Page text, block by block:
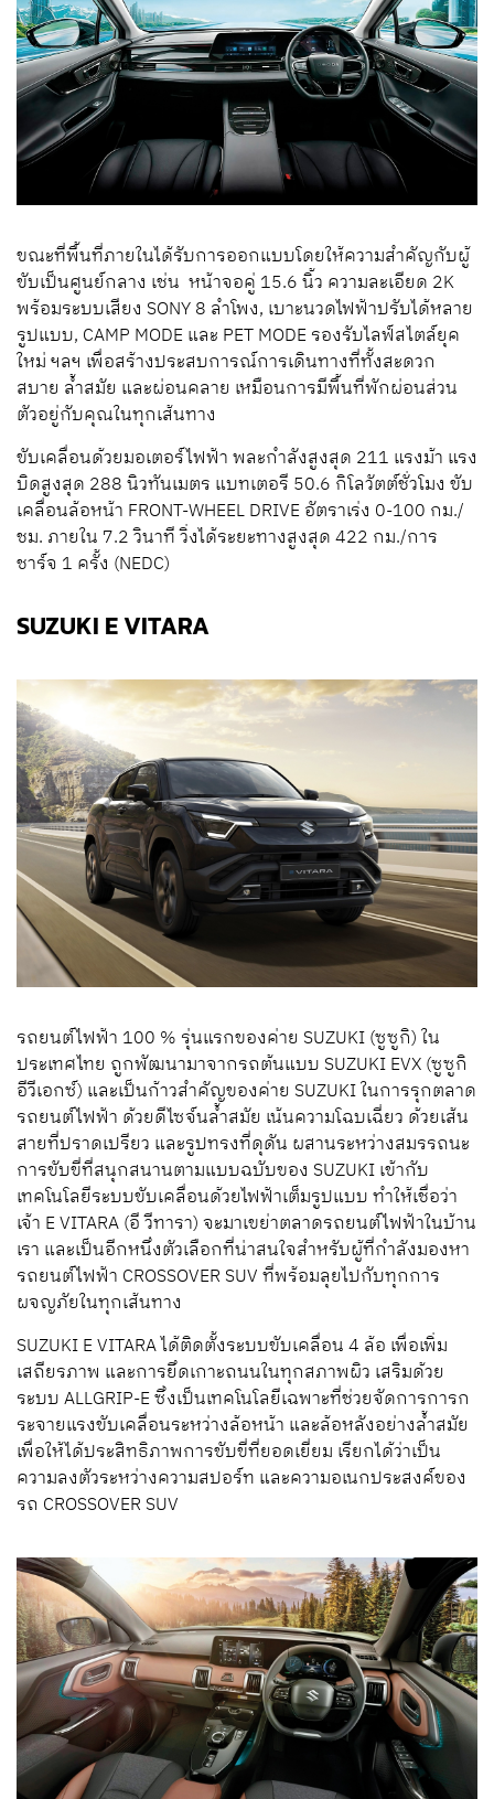
ขณะที่พื้นที่ภายในได้รับการออกแบบโดยให้ความสำคัญกับผู้
ขับเป็นศูนย์กลาง เช่น หน้าจอคู่ 15.6 นิ้ว ความละเอียด 2K
พร้อมระบบเสียง SONY 8 ลำโพง, เบาะนวดไฟฟ้าปรับได้หลาย
รูปแบบ, CAMP MODE และ PET MODE รองรับไลฟ์สไตล์ยุค
ใหม่ ฯลฯ เพื่อสร้างประสบการณ์การเดินทางที่ทั้งสะดวก
สบาย ล้ำสมัย และผ่อนคลาย เหมือนการมีพื้นที่พักผ่อนส่วน
ตัวอยู่กับคุณในทุกเส้นทาง
ขับเคลื่อนด้วยมอเตอร์ไฟฟ้า พละกำลังสูงสุด 211 แรงม้า แรง
บิดสูงสุด 288 นิวทันเมตร แบทเตอรี 50.6 กิโลวัตต์ชั่วโมง ขับ
เคลื่อนล้อหน้า FRONT-WHEEL DRIVE อัตราเร่ง 0-100 กม./
ชม. ภายใน 7.2 วินาที วิ่งได้ระยะทางสูงสุด 422 กม./การ
ชาร์จ 1 ครั้ง (NEDC)
SUZUKI E VITARA
รถยนต์ไฟฟ้า 100 % รุ่นแรกของค่าย SUZUKI (ซูซูกิ) ใน
ประเทศไทย ถูกพัฒนามาจากรถต้นแบบ SUZUKI EVX (ซูซูกิ
อีวีเอกซ์) และเป็นก้าวสำคัญของค่าย SUZUKI ในการรุกตลาด
รถยนต์ไฟฟ้า ด้วยดีไซจ์นล้ำสมัย เน้นความโฉบเฉี่ยว ด้วยเส้น
สายที่ปราดเปรียว และรูปทรงที่ดุดัน ผสานระหว่างสมรรถนะ
การขับขี่ที่สนุกสนานตามแบบฉบับของ SUZUKI เข้ากับ
เทคโนโลยีระบบขับเคลื่อนด้วยไฟฟ้าเต็มรูปแบบ ทำให้เชื่อว่า
เจ้า E VITARA (อี วีทารา) จะมาเขย่าตลาดรถยนต์ไฟฟ้าในบ้าน
เรา และเป็นอีกหนึ่งตัวเลือกที่น่าสนใจสำหรับผู้ที่กำลังมองหา
รถยนต์ไฟฟ้า CROSSOVER SUV ที่พร้อมลุยไปกับทุกการ
ผจญภัยในทุกเส้นทาง
SUZUKI E VITARA ได้ติดตั้งระบบขับเคลื่อน 4 ล้อ เพื่อเพิ่ม
เสถียรภาพ และการยึดเกาะถนนในทุกสภาพผิว เสริมด้วย
ระบบ ALLGRIP-E ซึ่งเป็นเทคโนโลยีเฉพาะที่ช่วยจัดการการก
ระจายแรงขับเคลื่อนระหว่างล้อหน้า และล้อหลังอย่างล้ำสมัย
เพื่อให้ได้ประสิทธิภาพการขับขี่ที่ยอดเยี่ยม เรียกได้ว่าเป็น
ความลงตัวระหว่างความสปอร์ท และความอเนกประสงค์ของ
รถ CROSSOVER SUV